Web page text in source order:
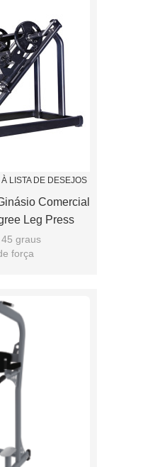
LISTA DE DESEJOS
Comercial
Leg Press
graus
força